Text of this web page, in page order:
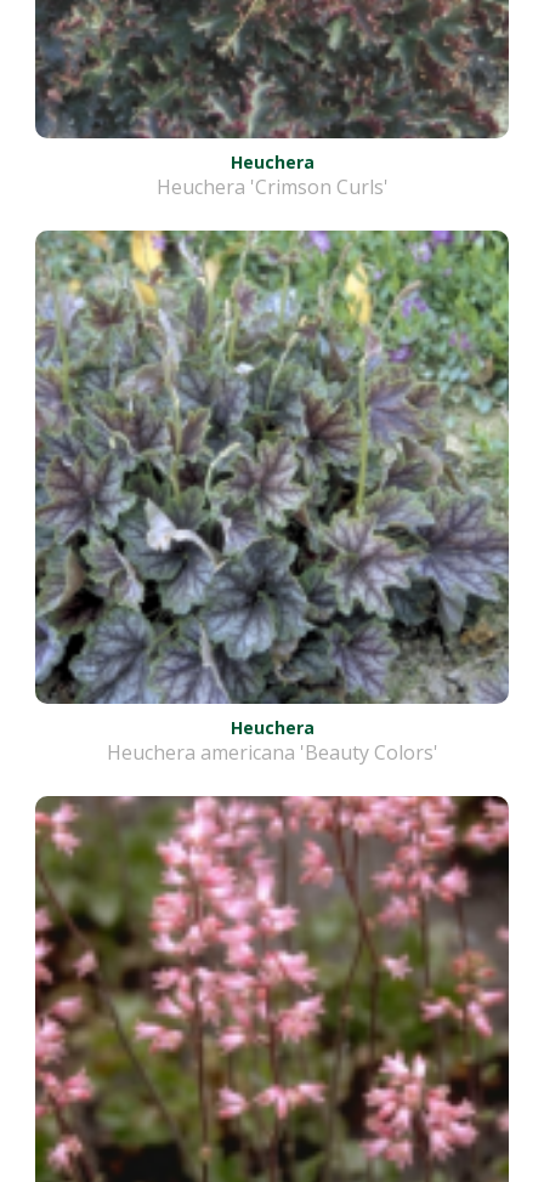
Heuchera
Heuchera 'Crimson Curls'
Heuchera
Heuchera americana 'Beauty Colors'